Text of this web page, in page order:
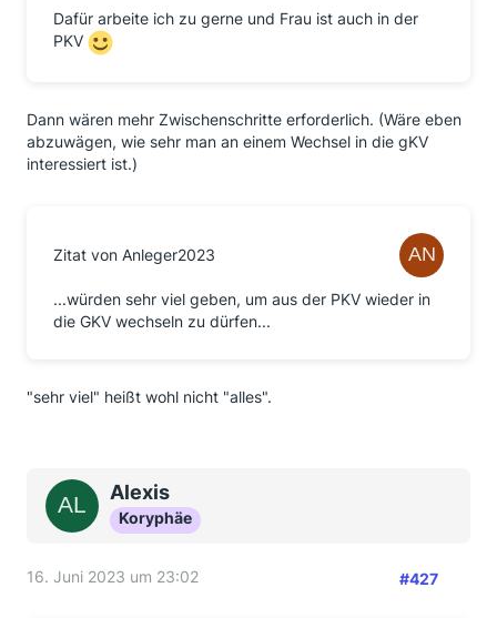
Dafür arbeite ich zu gerne und Frau ist auch in der
PKV
Dann wären mehr Zwischenschritte erforderlich. (Wäre eben
abzuwägen, wie sehr man an einem Wechsel in die gKV
interessiert ist.)
Zitat von Anleger2023
...würden sehr viel geben, um aus der PKV wieder in
die GKV wechseln zu dürfen...
"sehr viel" heißt wohl nicht "alles".
Alexis
Koryphäe
16. Juni 2023 um 23:02 #427